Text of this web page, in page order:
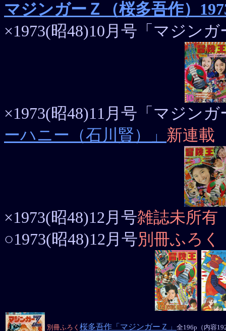
マジンガーＺ（桜多吾作）
×1973(昭48)10月号「マジンガ
×1973(昭48)11月号「マジン
ーハニー（石川賢）」 新連載
×1973(昭48)12月号雑誌未所有
○1973(昭48)12月号別冊ふろく
別冊ふろく 桜多吾作「マジンガーＺ」 全196p（内容